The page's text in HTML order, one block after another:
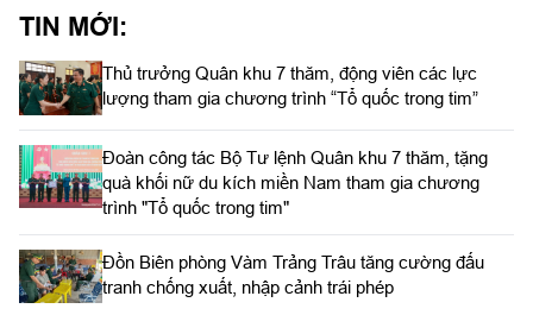
TIN MỚI:
Thủ trưởng Quân khu 7 thăm, động viên các lực
lượng tham gia chương trình “Tổ quốc trong tim”
Đoàn công tác Bộ Tư lệnh Quân khu 7 thăm, tặng
quà khối nữ du kích miền Nam tham gia chương
trình "Tổ quốc trong tim"
Đồn Biên phòng Vàm Trảng Trâu tăng cường đấu
tranh chống xuất, nhập cảnh trái phép